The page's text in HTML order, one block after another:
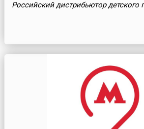
Российский дистрибьютор детского